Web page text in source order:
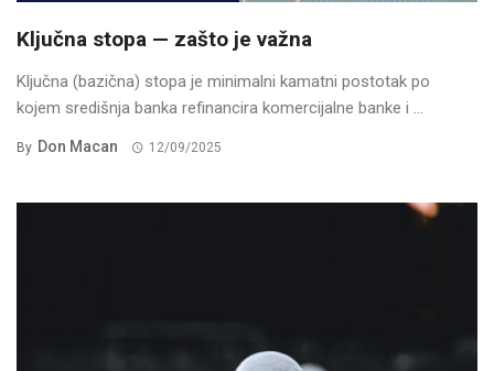
Ključna stopa — zašto je važna
Ključna (bazična) stopa je minimalni kamatni postotak po
kojem središnja banka refinancira komercijalne banke i ...
By Don Macan 12/09/2025